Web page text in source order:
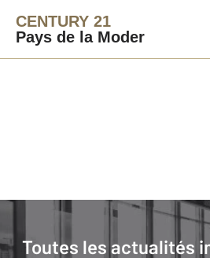
CENTURY 21
Pays de la Moder
Toutes les actualités immobilières de
Actualités immobilières à